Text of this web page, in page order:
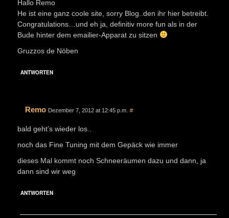
Hallo Remo
He ist eine ganz coole site, sorry Blog..den ihr hier betreibt.
Congratulations…und eh ja, definitiv more fun als in der
Bude hinter dem emailier-Apparat zu sitzen
Gruzzos de Nöben
ANTWORTEN
Remo Dezember 7, 2012 at 12:45 p.m. #
bald geht’s wieder los..
noch das Fine Tuning mit dem Gepäck wie immer
dieses Mal kommt noch Schneeräumen dazu und dann, ja
dann sind wir weg
ANTWORTEN